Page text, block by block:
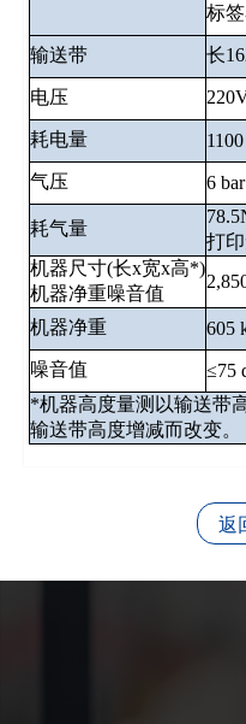
标
输送带 长
电压
耗电量
气压
6
耗气量
打
机器尺寸(长x宽x高*)
机器净重噪音值
机器净重
605
噪音值
≤75
*机器高度量测以输送带
输送带高度增减而改变。
返